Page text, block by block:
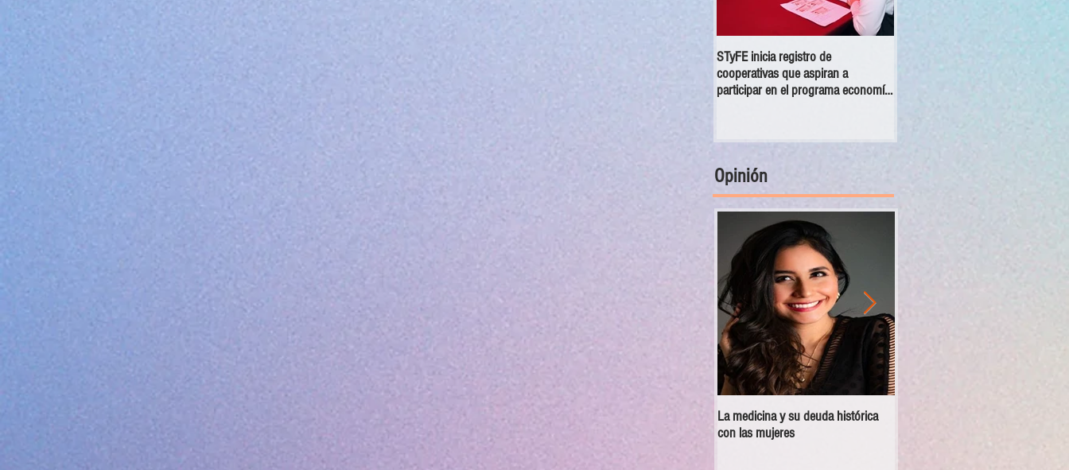
STyFE inicia registro de
cooperativas que aspiran a
participar en el programa economía
Opinión
La medicina y su deuda histórica
con las mujeres